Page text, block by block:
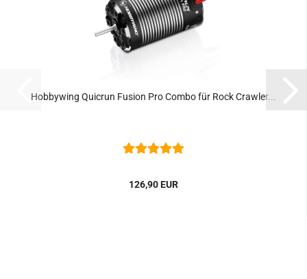
Hobbywing Quicrun Fusion Pro Combo für Rock Crawler...
126,90 EUR